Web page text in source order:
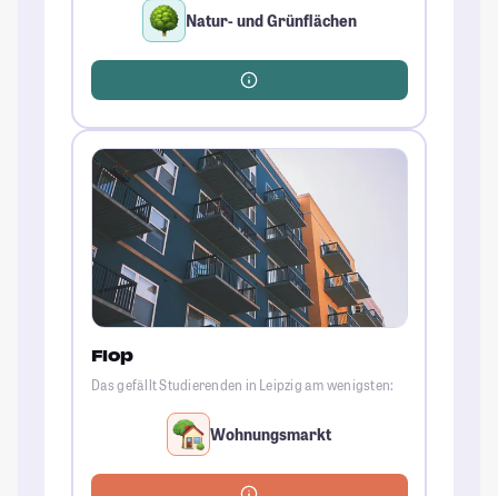
Natur- und Grünflächen
Flop
Das gefällt Studierenden in Leipzig am wenigsten:
Wohnungsmarkt